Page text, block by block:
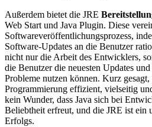
Außerdem bietet die JRE
Web Start und Java Plugin. Diese
Softwareveröffentlichungsprozess,
Software-Updates an die Benutzer
nicht nur die Arbeit des Entwicklers,
die Benutzer die neuesten Updates
Probleme nutzen können. Kurz
Programmierung effizient, vielseitig
kein Wunder, dass Java sich bei
Beliebtheit erfreut, und die JRE ist ein
Erfolgs.